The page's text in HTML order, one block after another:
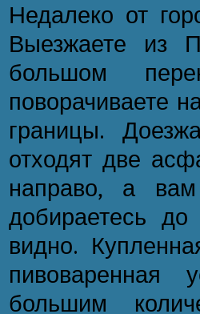
Недалеко от
Выезжаете из
большом
поворачиваете
границы.
отходят две
направо, а
добираетесь
видно.
пивоваренная
большим